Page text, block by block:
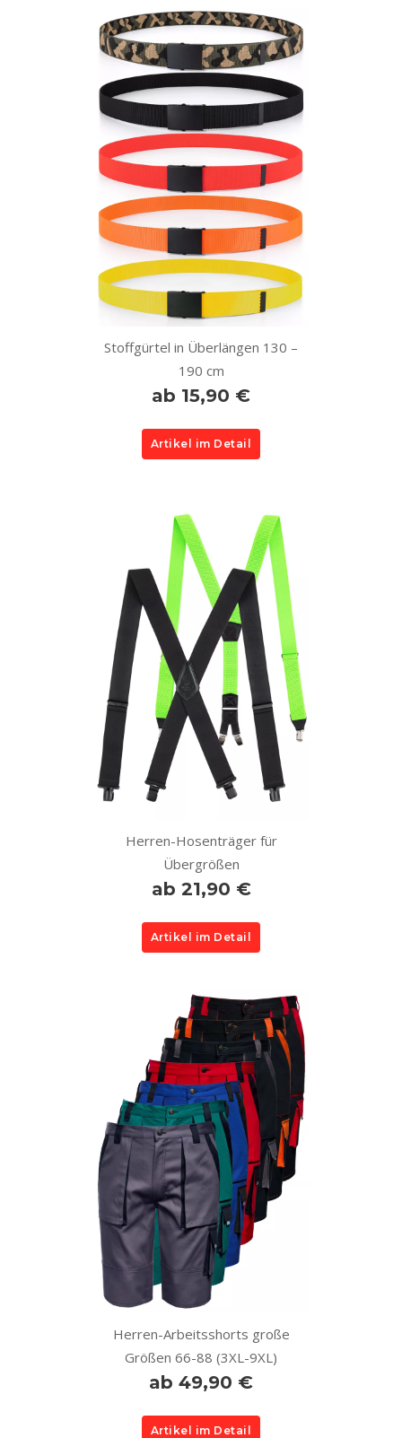
Stoffgürtel in Überlängen 130 –
190 cm
ab 15,90 €
Artikel im Detail
Herren-Hosenträger für
Übergrößen
ab 21,90 €
Artikel im Detail
Herren-Arbeitsshorts große
Größen 66-88 (3XL-9XL)
ab 49,90 €
Artikel im Detail